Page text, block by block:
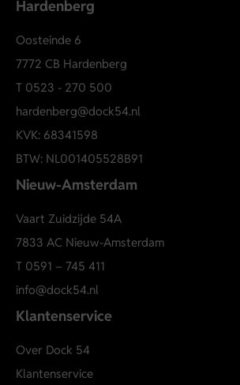
Polokraag
Logo op borst en mouw
Comfortabele regular fit
Hardenberg
Oosteinde 6
7772 CB Hardenberg
T 0523 - 270 500
hardenberg@dock54.nl
KVK: 68341598
BTW: NL001405528B91
Nieuw-Amsterdam
Vaart Zuidzijde 54A
7833 AC Nieuw-Amsterdam
T 0591 – 745 411
info@dock54.nl
Klantenservice
Over Dock 54
Klantenservice